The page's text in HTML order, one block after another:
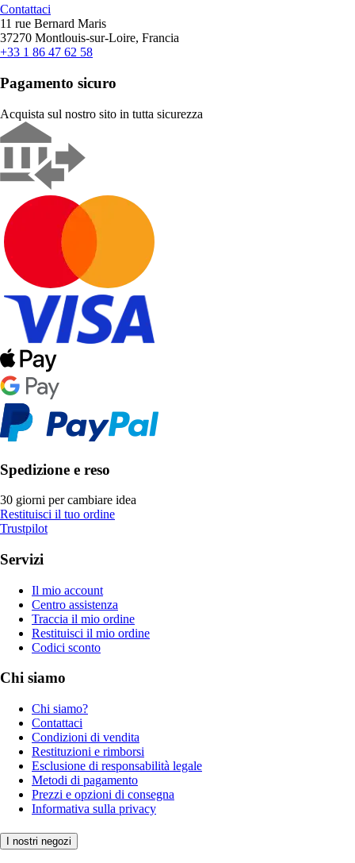
Contattaci
11 rue Bernard Maris
37270 Montlouis-sur-Loire, Francia
+33 1 86 47 62 58
Pagamento sicuro
Acquista sul nostro sito in tutta sicurezza
Spedizione e reso
30 giorni per cambiare idea
Restituisci il tuo ordine
Trustpilot
Servizi
Il mio account
Centro assistenza
Traccia il mio ordine
Restituisci il mio ordine
Codici sconto
Chi siamo
Chi siamo?
Contattaci
Condizioni di vendita
Restituzioni e rimborsi
Esclusione di responsabilità legale
Metodi di pagamento
Prezzi e opzioni di consegna
Informativa sulla privacy
I nostri negozi